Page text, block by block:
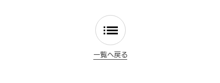
一覧へ戻る